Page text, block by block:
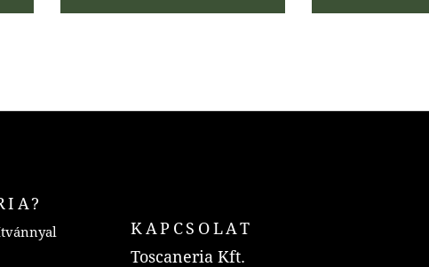
KAPCSOLAT
Toscaneria Kft.